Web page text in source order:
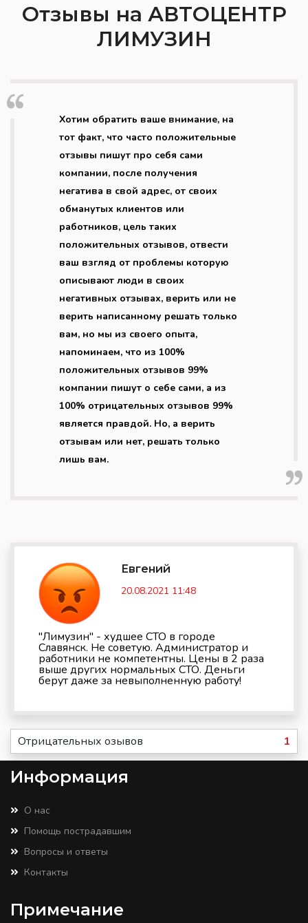
Отзывы на АВТОЦЕНТР
ЛИМУЗИН
Хотим обратить ваше внимание, на
тот факт, что часто положительные
отзывы пишут про себя сами
компании, после получения
негатива в свой адрес, от своих
обманутых клиентов или
работников, цель таких
положительных отзывов, отвести
ваш взгляд от проблемы которую
описывают люди в своих
негативных отзывах, верить или не
верить написанному решать только
вам, но мы из своего опыта,
напоминаем, что из 100%
положительных отзывов 99%
компании пишут о себе сами, а из
100% отрицательных отзывов 99%
является правдой. Но, а верить
отзывам или нет, решать только
лишь вам.
Евгений
20.08.2021 11:48
"Лимузин" - худшее СТО в городе
Славянск. Не советую. Администратор и
работники не компетентны. Цены в 2 раза
выше других нормальных СТО. Деньги
берут даже за невыполненную работу!
Отрицательных озывов 1
Информация
О нас
Помощь пострадавшим
Вопросы и ответы
Контакты
Примечание